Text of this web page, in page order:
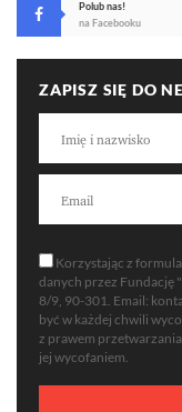
Polub nas!
na Facebooku
ZAPISZ SIĘ DO
Korzystając z
danych przez Fundację
8/9, 90-301. Email:
być w każdej chwili
z prawem
jej wycofaniem.